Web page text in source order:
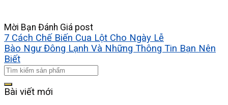
Mời Bạn Đánh Giá post
7 Cách Chế Biến Cua Lột Cho Ngày Lễ
Bào Ngư Đông Lạnh Và Những Thông Tin Bạn Nên
Biết
Bài viết mới